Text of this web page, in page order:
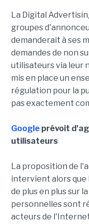
La Digital
groupes
demanderait à ses
demandes de non
utilisateurs via leur
mis en place un
régulation pour la
pas exactement
Googleprévoit
utilisateurs
La proposition de
intervient alors que
de plus en plus sur
personnelles sont
acteurs de